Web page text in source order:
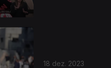
18 dez. 2023